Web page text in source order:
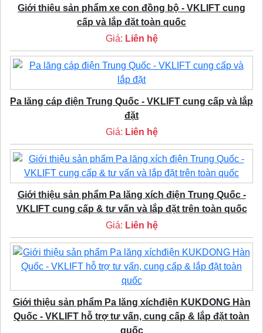
Giới thiệu sản phẩm xe con đồng bộ - VKLIFT cung
cấp và lắp đặt toàn quốc
Giá: Liên hệ
Pa lăng cáp điện Trung Quốc - VKLIFT cung cấp và lắp
đặt
Giá: Liên hệ
Giới thiệu sản phẩm Pa lăng xích điện Trung Quốc -
VKLIFT cung cấp & tư vấn và lắp đặt trên toàn quốc
Giá: Liên hệ
Giới thiệu sản phẩm Pa lăng xíchđiện KUKDONG Hàn
Quốc - VKLIFT hỗ trợ tư vấn, cung cấp & lắp đặt toàn
quốc